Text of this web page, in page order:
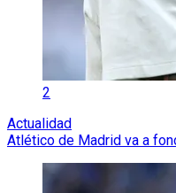
2
Actualidad
Atlético de Madrid va a